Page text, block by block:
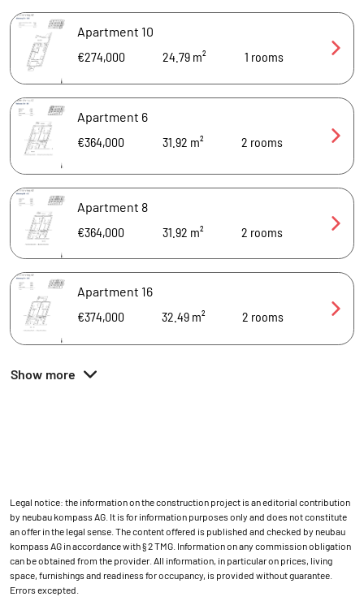
Apartment 10
€274,000
24.79 m² 1 rooms
Apartment 6
€364,000
31.92 m² 2 rooms
Apartment 8
€364,000
31.92 m² 2 rooms
Apartment 16
€374,000
32.49 m² 2 rooms
Show more
Legal notice: the information on the construction project is an editorial contribution
by neubau kompass AG. It is for information purposes only and does not constitute
an offer in the legal sense. The content offered is published and checked by neubau
kompass AG in accordance with § 2 TMG. Information on any commission obligation
can be obtained from the provider. All information, in particular on prices, living
space, furnishings and readiness for occupancy, is provided without guarantee.
Errors excepted.